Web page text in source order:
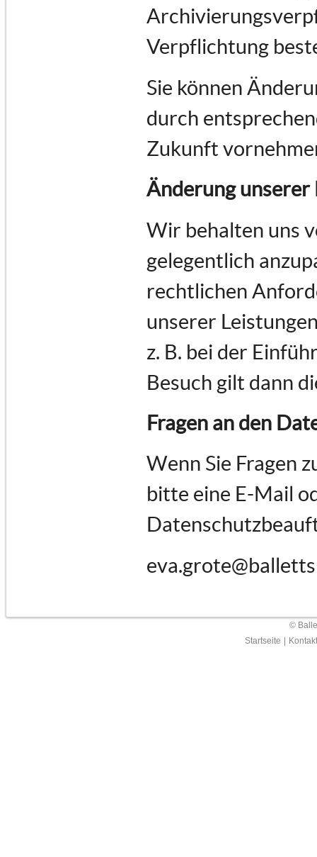
Verpflichtung
Sie können
durch
Zukunft
Änderung
Wir behalten uns
gelegentlich
rechtlichen
unserer
z. B. bei der
Besuch gilt dann
Fragen an den
Wenn Sie Fragen
bitte eine E-Mail
©
Startseite
Kontakt